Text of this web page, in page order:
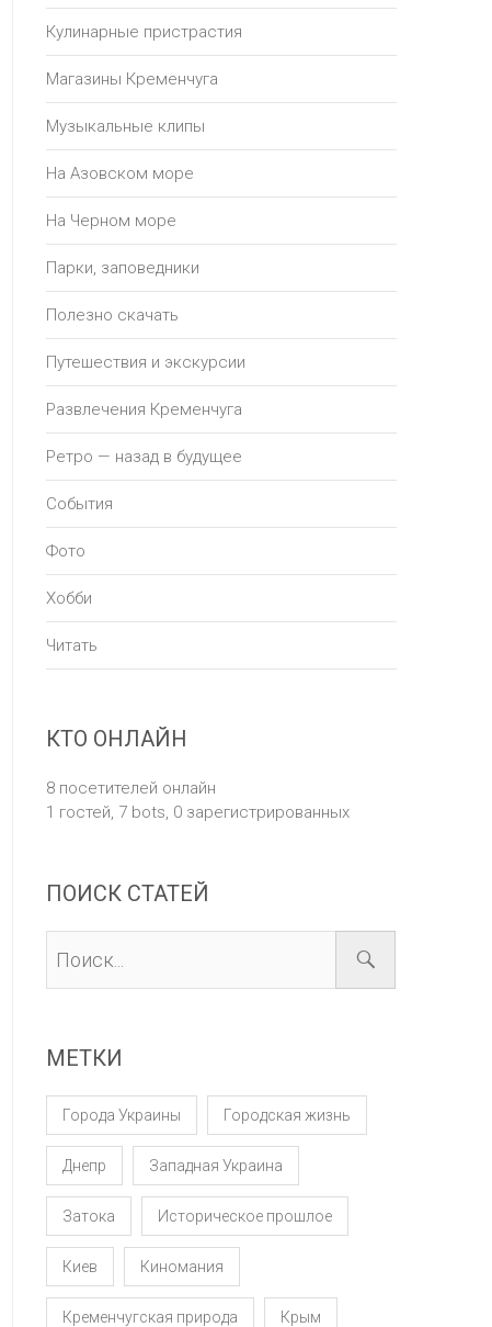
Кулинарные пристрастия
Магазины Кременчуга
Музыкальные клипы
На Азовском море
На Черном море
Парки, заповедники
Полезно скачать
Путешествия и экскурсии
Развлечения Кременчуга
Ретро — назад в будущее
События
Фото
Хобби
Читать
КТО ОНЛАЙН
8 посетителей онлайн
1 гостей, 7 bots, 0 зарегистрированных
ПОИСК СТАТЕЙ
МЕТКИ
Города Украины Городская жизнь
Днепр Западная Украина
Затока Историческое прошлое
Киев Киномания
Кременчугская природа Крым